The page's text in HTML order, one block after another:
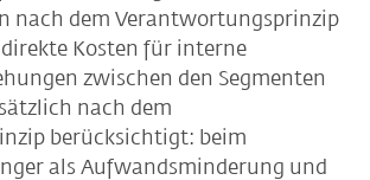
nach dem Verantwortungsprinzip
Kosten für interne
zwischen den Segmenten
nach dem
berücksichtigt: beim
als Aufwandsminderung und